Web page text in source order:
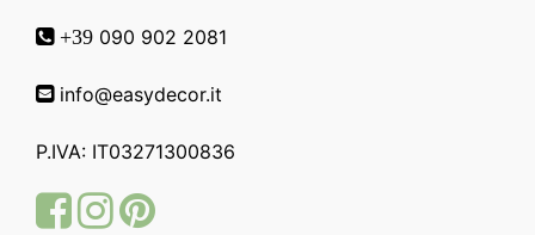
+39 090 902 2081
info@easydecor.it
P.IVA: IT03271300836
FacebookInstagram
Pinterest